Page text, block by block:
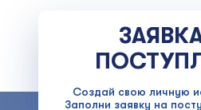
Создай свою личную
Заполни заявку на